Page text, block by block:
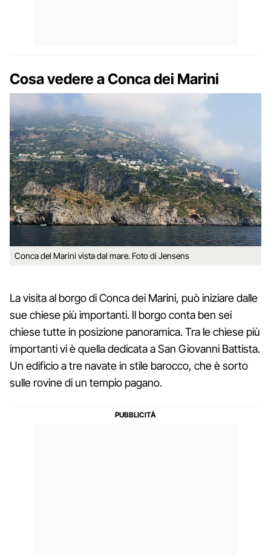
Cosa vedere a Conca dei Marini
Conca del Marini vista dal mare. Foto di Jensens
La visita al borgo di Conca dei Marini, può iniziare dalle
sue chiese più importanti. Il borgo conta ben sei
chiese tutte in posizione panoramica. Tra le chiese più
importanti vi è quella dedicata a San Giovanni Battista.
Un edificio a tre navate in stile barocco, che è sorto
sulle rovine di un tempio pagano.